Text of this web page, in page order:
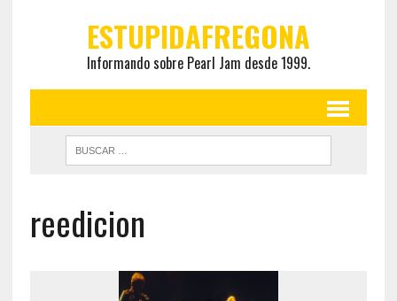
ESTUPIDAFREGONA
Informando sobre Pearl Jam desde 1999.
reedicion